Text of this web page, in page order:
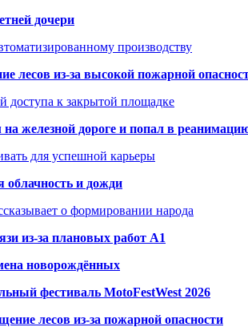
дочери
производству
лесов из-за высокой пожарной
доступа к закрытой площадке
железной дороге и попал в
для успешной карьеры
облачность и дожди
о формировании народа
из-за плановых работ A1
новорождённых
фестиваль MotoFestWest 2026
лесов из-за пожарной опасности